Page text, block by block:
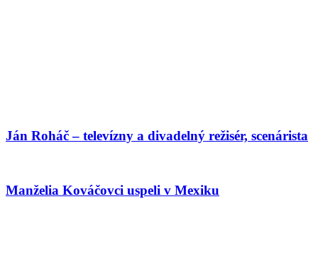
Ján Roháč – televízny a divadelný režisér, scenárista
Manželia Kováčovci uspeli v Mexiku